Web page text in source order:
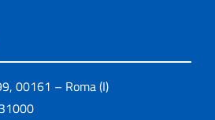
00161 – Roma (I)